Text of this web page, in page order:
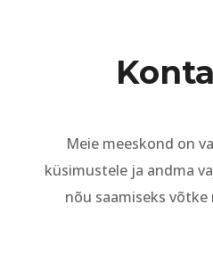
Meie meeskond on
küsimustele ja andma
nõu saamiseks